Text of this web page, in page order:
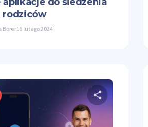
rodziców
Borer16 lutego 2024